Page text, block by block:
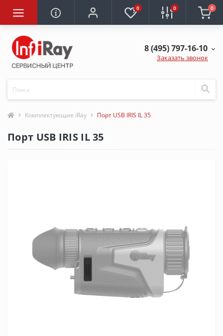
0 0 0
8 (495) 797-16-10
Заказать звонок
Комплектующие iRay Порт USB IRIS IL 35
Порт USB IRIS IL 35